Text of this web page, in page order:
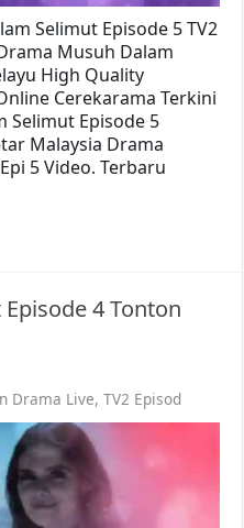
Selimut Episode 5 TV2
Musuh Dalam
High Quality
Cerekarama Terkini
Selimut Episode 5
Malaysia Drama
5 Video. Terbaru
4 Tonton
Drama Live,TV2 Episod